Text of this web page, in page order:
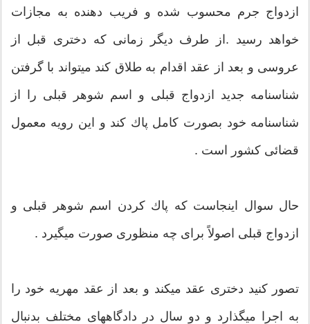
ازدواج جرم محسوب شده و فریب دهنده به مجازات
خواهد رسید .از طرف دیگر زمانی كه دختری قبل از
عروسی و بعد از عقد اقدام به طلاق كند میتواند با گرفتن
شناسنامه جدید ازدواج قبلی و اسم شوهر قبلی را از
شناسنامه خود بصورت كامل پاك كند و این رویه معمول
قضائی كشور است .
حال سوال اینجاست كه پاك كردن اسم شوهر قبلی و
ازدواج قبلی اصولاً برای چه منظوری صورت میگیرد .
تصور كنید دختری عقد میكند و بعد از عقد مهریه خود را
به اجرا میگذارد و دو سال در دادگاههای مختلف بدنبال